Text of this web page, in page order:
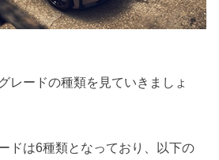
レードの種類を見ていきましょ
ドは6種類となっており、以下の